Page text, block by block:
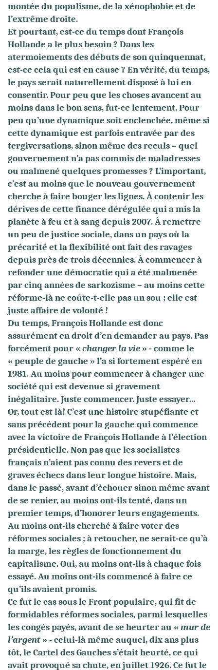
montée du populisme, de la xénophobie et de
l’extrême droite.
Et pourtant, est-ce du temps dont François
Hollande a le plus besoin ? Dans les
atermoiements des débuts de son quinquennat,
est-ce cela qui est en cause ? En vérité, du temps,
le pays serait naturellement disposé à lui en
consentir. Pour peu que les choses avancent au
moins dans le bon sens, fut-ce lentement. Pour
peu qu’une dynamique soit enclenchée, même si
cette dynamique est parfois entravée par des
tergiversations, sinon même des reculs – quel
gouvernement n’a pas commis de maladresses
ou malmené quelques promesses ? L’important,
c’est au moins que le nouveau gouvernement
cherche à faire bouger les lignes. À contenir les
dérives de cette finance dérégulée qui a mis la
planète à feu et à sang depuis 2007. À remettre
un peu de justice sociale, dans un pays où la
précarité et la flexibilité ont fait des ravages
depuis près de trois décennies. À commencer à
refonder une démocratie qui a été malmenée
par cinq années de sarkozisme – au moins cette
réforme-là ne coûte-t-elle pas un sou ; elle est
juste affaire de volonté !
Du temps, François Hollande est donc
assurément en droit d’en demander au pays. Pas
forcément pour «changer la vie » - comme le
« peuple de gauche » l’a si fortement espéré en
1981. Au moins pour commencer à changer une
société qui est devenue si gravement
inégalitaire. Juste commencer. Juste essayer…
Or, tout est là! C’est une histoire stupéfiante et
sans précédent pour la gauche qui commence
avec la victoire de François Hollande à l’élection
présidentielle. Non pas que les socialistes
français n’aient pas connu des revers et de
graves échecs dans leur longue histoire. Mais,
dans le passé, avant d’échouer sinon même avant
de se renier, au moins ont-ils tenté, dans un
premier temps, d’honorer leurs engagements.
Au moins ont-ils cherché à faire voter des
réformes sociales ; à retoucher, ne serait-ce qu’à
la marge, les règles de fonctionnement du
capitalisme. Oui, au moins ont-ils à chaque fois
essayé. Au moins ont-ils commencé à faire ce
qu’ils avaient promis.
Ce fut le cas sous le Front populaire, qui fit de
formidables réformes sociales, parmi lesquelles
les congés payés, avant de se heurter au «mur de
l’argent » - celui-là même auquel, dix ans plus
tôt, le Cartel des Gauches s’était heurté, ce qui
avait provoqué sa chute, en juillet 1926. Ce fut le